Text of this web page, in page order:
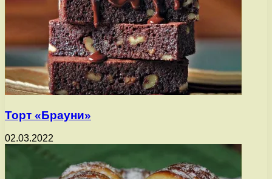
Торт «Брауни»
02.03.2022